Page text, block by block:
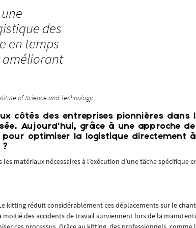
des
en temps
améliorant
of Science and Technology
côtés des entreprises pionnières dans
Aujourd’hui, grâce à une approche de
optimiser la logistique directement
?
matériaux nécessaires à l’exécution d’une tâche spécifique
kitting réduit considérablement ces déplacements sur le
des accidents de travail surviennent lors de la